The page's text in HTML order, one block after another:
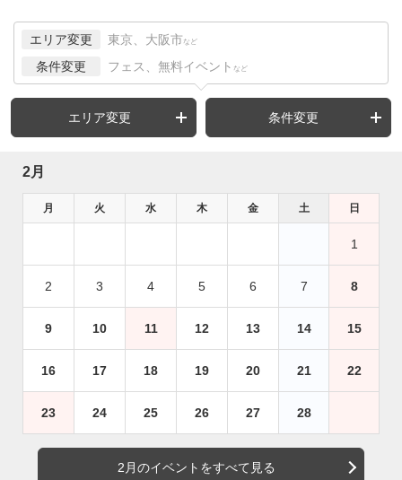
エリア変更 東京、大阪市 など
条件変更 フェス、無料イベント など
エリア変更 条件変更
2月
月 火 水 木 金 土 日
1
2 3 4 5 6 7 8
9 10 11 12 13 14 15
16 17 18 19 20 21 22
23 24 25 26 27 28
2月のイベントをすべて見る